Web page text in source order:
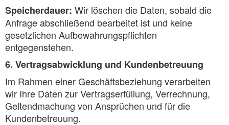
Speicherdauer: Wir löschen die Daten, sobald die
Anfrage abschließend bearbeitet ist und keine
gesetzlichen Aufbewahrungspflichten
entgegenstehen.
6. Vertragsabwicklung und Kundenbetreuung
Im Rahmen einer Geschäftsbeziehung verarbeiten
wir Ihre Daten zur Vertragserfüllung, Verrechnung,
Geltendmachung von Ansprüchen und für die
Kundenbetreuung.